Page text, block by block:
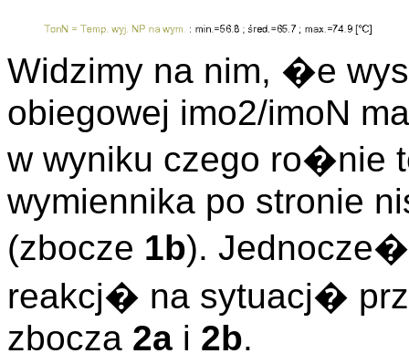
Widzimy na nim, �e
obiegowej imo2/imoN
w wyniku czego ro�nie
wymiennika po stronie
(zbocze 1b).
reakcj� na sytuacj�
zbocza 2a i 2b.